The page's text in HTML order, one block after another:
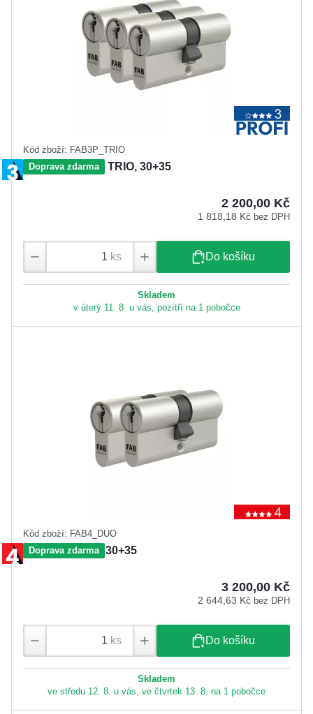
Kód zboží: FAB3P_TRIO
Doprava zdarma
FAB 3*** PROFI TRIO, 30+35
2 200,00 Kč
1 818,18 Kč bez DPH
ks Do košíku
Skladem
v úterý 11. 8. u vás, pozítří na 1 pobočce
Kód zboží: FAB4_DUO
Doprava zdarma
FAB 4**** DUO, 30+35
3 200,00 Kč
2 644,63 Kč bez DPH
ks Do košíku
Skladem
ve středu 12. 8. u vás, ve čtvrtek 13. 8. na 1 pobočce